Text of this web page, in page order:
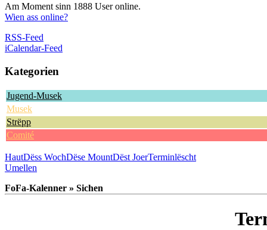
Am Moment sinn 1888 User online.
Wien ass online?
RSS-Feed
iCalendar-Feed
Kategorien
Jugend-Musek
Musek
Strëpp
Comité
HautDëss WochDëse MountDëst JoerTerminlëscht
Umellen
FoFa-Kalenner » Sichen